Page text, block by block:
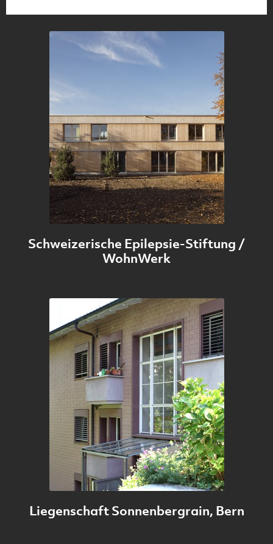
integral geplant werden. Wie das geht, erfährst du hier.
Schweizerische Epilepsie-Stiftung /
WohnWerk
Liegenschaft Sonnenbergrain, Bern